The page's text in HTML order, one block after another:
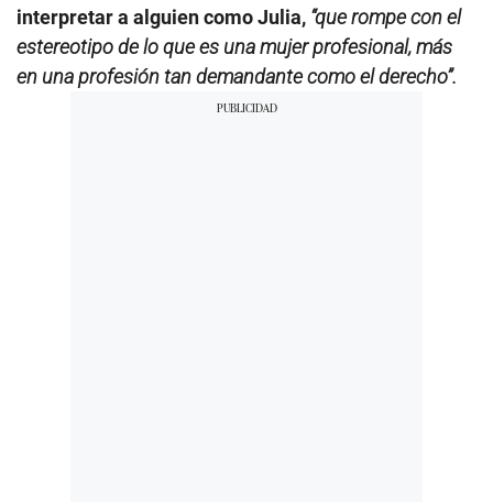
interpretar a alguien como Julia, “que rompe con el
estereotipo de lo que es una mujer profesional, más
en una profesión tan demandante como el derecho”.